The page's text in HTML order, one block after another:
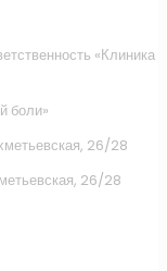
«Клиника
боли»
26/28
26/28